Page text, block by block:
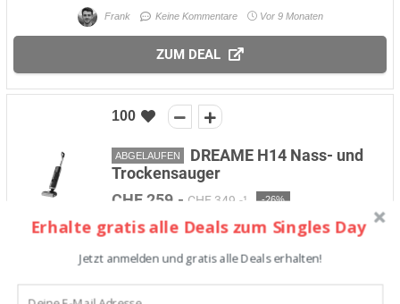
Frank Keine Kommentare Vor 9 Monaten
ZUM DEAL
100
ABGELAUFEN
DREAME H14 Nass- und
Trockensauger
CHF 259.- CHF 349.-¹ -26%
Frank Keine Kommentare Vor 9 Monaten
ZUM DEAL
Erhalte gratis alle Deals zum Singles Day
Jetzt anmelden und gratis alle Deals erhalten!